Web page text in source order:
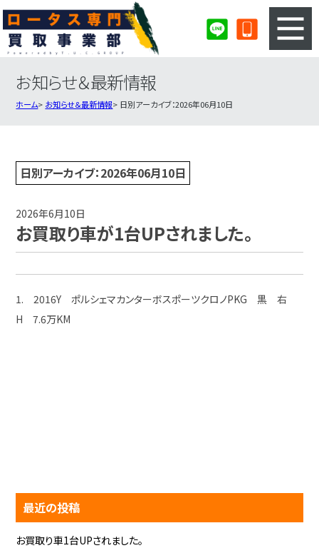
3ステップのカンタン査定
ロータス買取実績 会社概要・店舗紹介・MAP
お知らせ＆最新情報
ホーム お知らせ＆最新情報 日別アーカイブ：2026年06月10日
日別アーカイブ：2026年06月10日
2026年6月10日
お買取り車が1台UPされました。
1. 2016Y ポルシェマカンターボスポーツクロノPKG 黒 右
H 7.6万KM
最近の投稿
お買取り車1台UPされました。